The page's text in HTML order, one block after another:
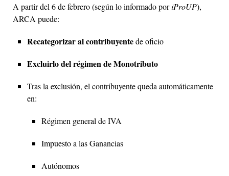
A partir del 6 de febrero (según lo informado poriProUP),
ARCA puede:
Recategorizar al contribuyentede oficio
Excluirlo del régimen de Monotributo
Tras la exclusión, el contribuyente queda automáticamente
en:
Régimen general de IVA
Impuesto a las Ganancias
Autónomos